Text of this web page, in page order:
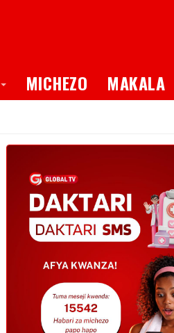
Toggle Dropdown
MICHEZO MAKALA